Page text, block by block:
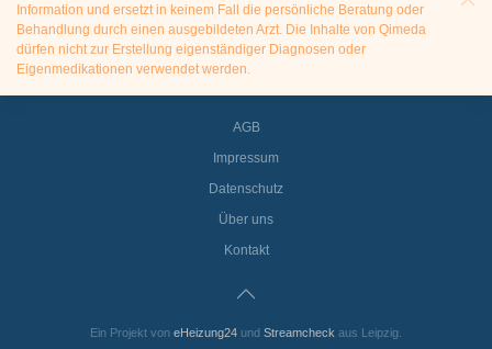
Information und ersetzt in keinem Fall die persönliche Beratung oder
Behandlung durch einen ausgebildeten Arzt. Die Inhalte von Qimeda
dürfen nicht zur Erstellung eigenständiger Diagnosen oder
Eigenmedikationen verwendet werden.
AGB
Impressum
Datenschutz
Über uns
Kontakt
Ein Projekt von eHeizung24 und Streamcheck aus Leipzig.